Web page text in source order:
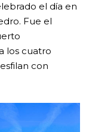
el día en
Fue el
los cuatro
con